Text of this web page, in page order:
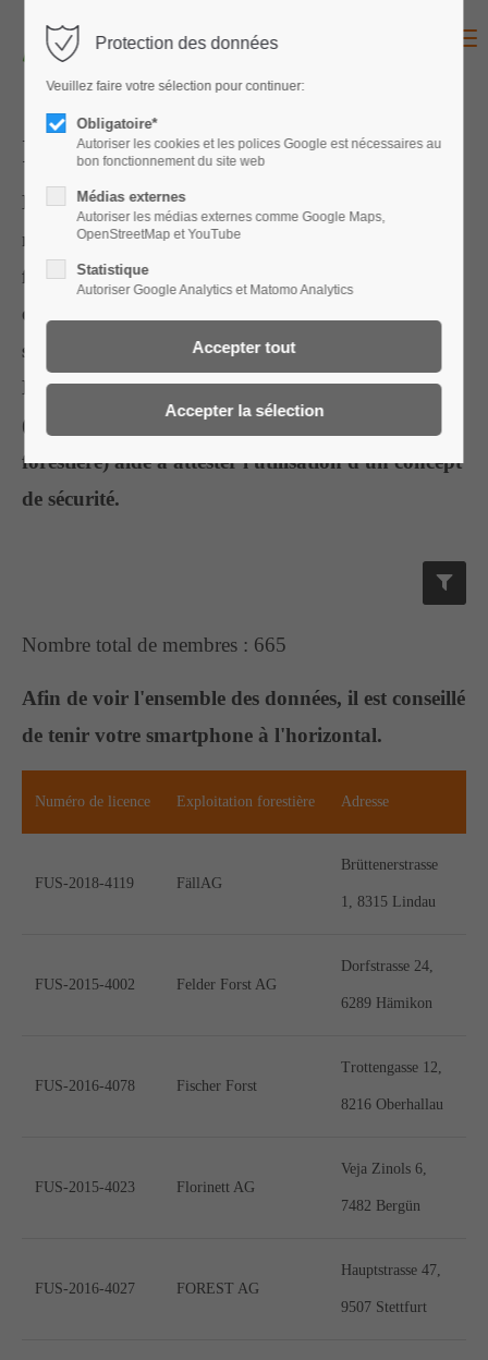
Für den Zugang zu Ihrem
Konto melden Sie sich bitte
an:
Identifiant
Register|Lost your password?
24h/ 365days
We offer support for our customers
Get in touch
San Francisco, CA 94102
+44 1234 567 890
info@yourdomain.com
Lorem ipsum dolor sit amet, consectetuer
Preneurs de licence
Lors de l'attribution de travaux par des
mandataires publics, il est souvent obligatoire de
fournir un justificatif attestant de la bonne mise
en pratique des règles en vigueur en matière de
sécurité au travail et de protection de la santé.
L'indication du numéro de licence de SylvaTOP
(la Solution par branche pour l'économie
forestière) aide à attester l'utilisation d'un concept
de sécurité.
Nombre total de membres : 665
Afin de voir l'ensemble des données, il est conseillé
de tenir votre smartphone à l'horizontal.
Numéro de licence Exploitation forestière Adresse
FUS-2018-4119 FällAG
Brüttenerstrasse
1, 8315 Lindau
FUS-2015-4002 Felder Forst AG
Dorfstrasse 24,
6289 Hämikon
FUS-2016-4078 Fischer Forst
Trottengasse 12,
8216 Oberhallau
FUS-2015-4023 Florinett AG
Veja Zinols 6,
7482 Bergün
FUS-2016-4027 FOREST AG
Hauptstrasse 47,
9507 Stettfurt
Protection des données
Veuillez faire votre sélection pour continuer:
Obligatoire*
Autoriser les cookies et les polices Google est nécessaires au
bon fonctionnement du site web
Médias externes
Autoriser les médias externes comme Google Maps,
OpenStreetMap et YouTube
Statistique
Autoriser Google Analytics et Matomo Analytics